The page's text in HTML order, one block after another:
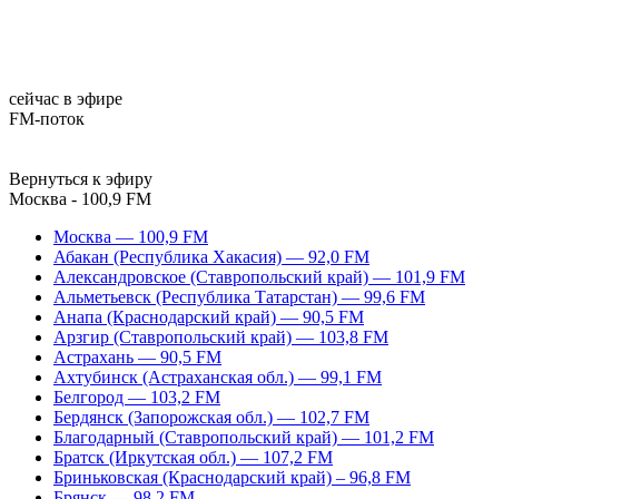
сейчас в эфире
FM-поток
Вернуться к эфиру
Москва - 100,9 FM
Москва — 100,9 FM
Абакан (Республика Хакасия) — 92,0 FM
Александровское (Ставропольский край) — 101,9 FM
Альметьевск (Республика Татарстан) — 99,6 FM
Анапа (Краснодарский край) — 90,5 FM
Арзгир (Ставропольский край) — 103,8 FM
Астрахань — 90,5 FM
Ахтубинск (Астраханская обл.) — 99,1 FM
Белгород — 103,2 FM
Бердянск (Запорожская обл.) — 102,7 FM
Благодарный (Ставропольский край) — 101,2 FM
Братск (Иркутская обл.) — 107,2 FM
Бриньковская (Краснодарский край) – 96,8 FM